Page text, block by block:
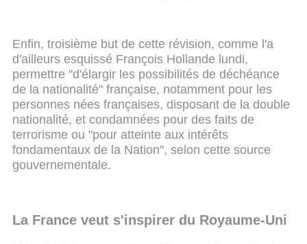
Enfin, troisième but de cette révision, comme l'a
d'ailleurs esquissé François Hollande lundi,
permettre "d'élargir les possibilités de déchéance
de la nationalité" française, notamment pour les
personnes nées françaises, disposant de la double
nationalité, et condamnées pour des faits de
terrorisme ou "pour atteinte aux intérêts
fondamentaux de la Nation", selon cette source
gouvernementale.
La France veut s'inspirer du Royaume-Uni